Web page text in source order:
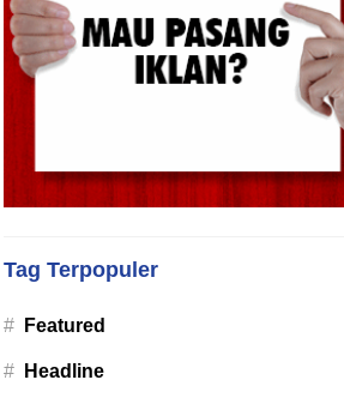
Tag Terpopuler
# Featured
# Headline